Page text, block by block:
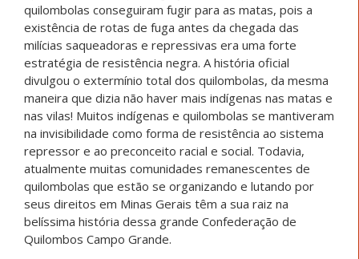
quilombolas conseguiram fugir para as matas, pois a
existência de rotas de fuga antes da chegada das
milícias saqueadoras e repressivas era uma forte
estratégia de resistência negra. A história oficial
divulgou o extermínio total dos quilombolas, da mesma
maneira que dizia não haver mais indígenas nas matas e
nas vilas! Muitos indígenas e quilombolas se mantiveram
na invisibilidade como forma de resistência ao sistema
repressor e ao preconceito racial e social. Todavia,
atualmente muitas comunidades remanescentes de
quilombolas que estão se organizando e lutando por
seus direitos em Minas Gerais têm a sua raiz na
belíssima história dessa grande Confederação de
Quilombos Campo Grande.